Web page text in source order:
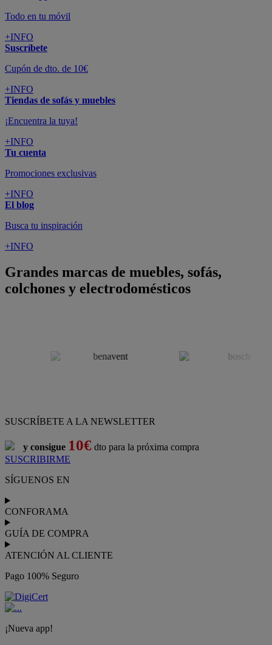
Todo en tu móvil
+INFO
Suscríbete
Cupón de dto. de 10€
+INFO
Tiendas de sofás y muebles
¡Encuentra la tuya!
+INFO
Tu cuenta
Promociones exclusivas
+INFO
El blog
Busca tu inspiración
+INFO
Grandes marcas de muebles, sofás,
colchones y electrodomésticos
SUSCRÍBETE A LA NEWSLETTER
y consigue 10€ dto para la próxima compra
SUSCRIBIRME
SÍGUENOS EN
CONFORAMA
GUÍA DE COMPRA
ATENCIÓN AL CLIENTE
Pago 100% Seguro
¡Nueva app!